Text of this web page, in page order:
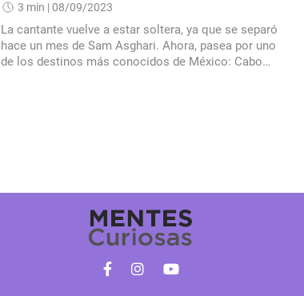
3 min | 08/09/2023
La cantante vuelve a estar soltera, ya que se separó
hace un mes de Sam Asghari. Ahora, pasea por uno
de los destinos más conocidos de México: Cabo